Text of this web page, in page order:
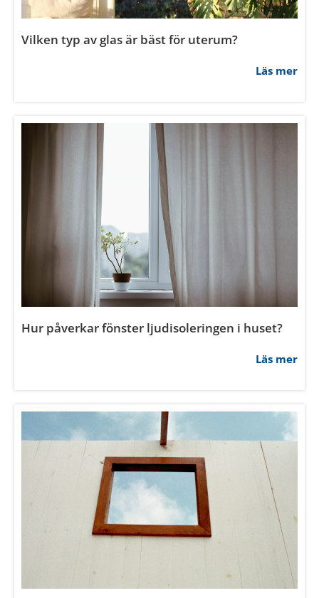
Vi använder enhetsidentifierare för att anpassa innehållet
och annonserna till användarna, tillhandahålla funktioner
för sociala medier och analysera vår trafik. Vi
vidarebefordrar även sådana identifierare och annan
information som du har tillhandahållit eller som de har
samlat in när du har använt deras tjänster.
Marknadsföring
Tillåt urval
Avvisa
Vilken typ av glas är bäst för uterum?
Läs mer
Hur påverkar fönster ljudisoleringen i huset?
Läs mer